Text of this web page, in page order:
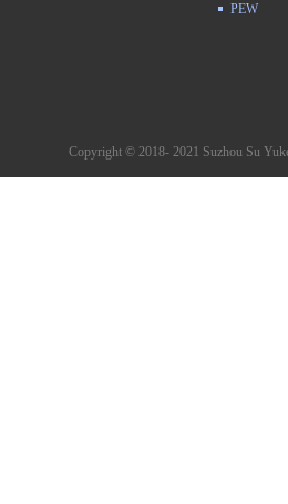
PEW
Copyright © 2018- 2021 Suzhou Su